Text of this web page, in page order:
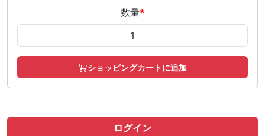
数量*
ショッピングカートに追加
ログイン